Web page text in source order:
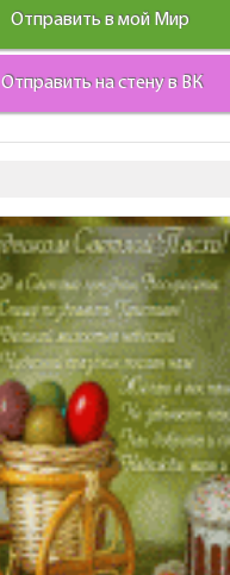
Отправить в мой Мир
Отправить на стену в ВК